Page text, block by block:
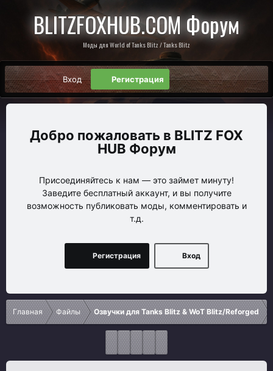
BLITZFOXHUB.COM Форум
Моды для World of Tanks Blitz / Tanks Blitz
Вход Регистрация
BLITZ FOX
HUB Форум
Присоединяйтесь к нам — это займет минуту!
Заведите бесплатный аккаунт, и вы получите
возможность публиковать моды, комментировать и
т.д.
Вход
Регистрация
Главная Файлы Озвучки для Tanks Blitz & WoT Blitz/Reforged